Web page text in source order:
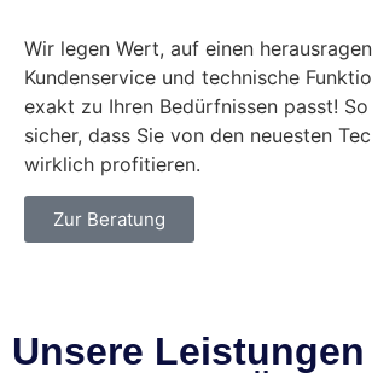
Wir legen Wert, auf einen
Kundenservice und technische
exakt zu Ihren Bedürfnissen passt!
sicher, dass Sie von den neuesten
wirklich profitieren.
Zur Beratung
Unsere